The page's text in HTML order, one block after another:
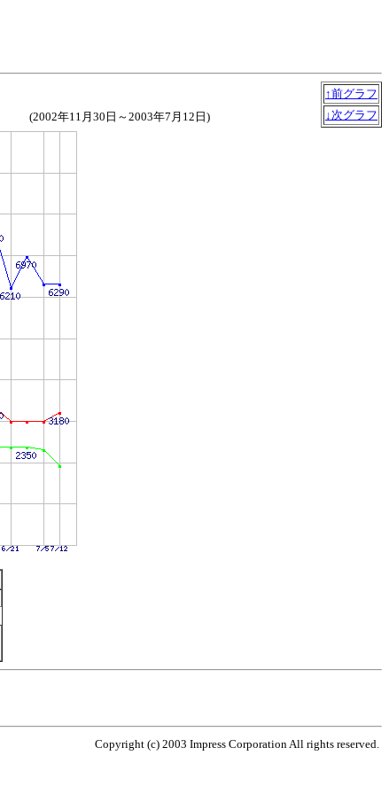
↑前グラフ
↓次グラフ
(2002年11月30日～2003年7月12日)
Copyright (c) 2003 Impress Corporation All rights reserved.